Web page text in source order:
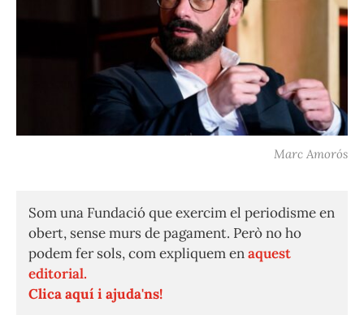
Marc Amorós
Som una Fundació que exercim el periodisme en
obert, sense murs de pagament. Però no ho
podem fer sols, com expliquem enaquest
editorial.
Clica aquí i ajuda'ns!